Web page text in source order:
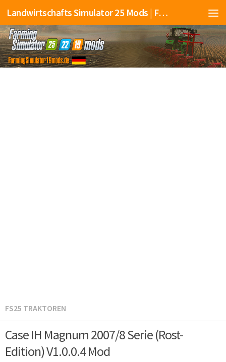
Landwirtschafts Simulator 25 Mods | Farming Simulator 25 Mods | FS25 Mods
FS25 TRAKTOREN
Case IH Magnum 2007/8 Serie (Rost-
Edition) V1.0.0.4 Mod